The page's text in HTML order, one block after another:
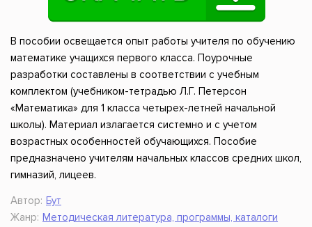
В пособии освещается опыт работы учителя по обучению
математике учащихся первого класса. Поурочные
разработки составлены в соответствии с учебным
комплектом (учебником-тетрадью Л.Г. Петерсон
«Математика» для 1 класса четырех-летней начальной
школы). Материал излагается системно и с учетом
возрастных особенностей обучающихся. Пособие
предназначено учителям начальных классов средних школ,
гимназий, лицеев.
Автор: Бут
Жанр: Методическая литература, программы, каталоги